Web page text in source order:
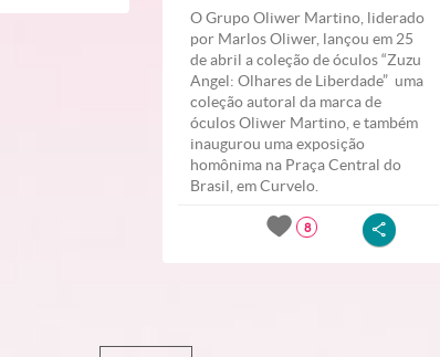
O Grupo Oliwer Martino, liderado
por Marlos Oliwer, lançou em 25
de abril a coleção de óculos “Zuzu
Angel: Olhares de Liberdade” uma
coleção autoral da marca de
óculos Oliwer Martino, e também
inaugurou uma exposição
homônima na Praça Central do
Brasil, em Curvelo.
8